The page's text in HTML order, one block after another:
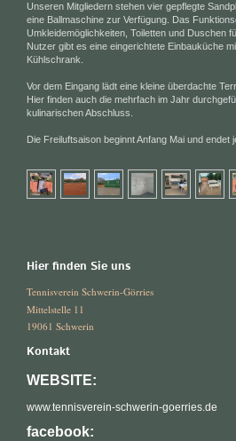
Unseren Mitgliedern stehen vier gepflegte
eine Ballmaschine zur Verfügung. Das
Umkleidemöglichkeiten, Toiletten und Duschen
Nutzer gibt es eine eingerichtete Einbauküche
Kühlschrank.
Vor dem Eingang lädt eine kleine überdachte
Hier finden auch die mehrfach im Jahr
kulinarischen Abschluss.
Die Freiluftsaison beginnt Anfang Mai und endet
Hier finden Sie uns
Tennisverein Schwerin-Görries
Mittelstelle 11
19061 Schwerin
Kontakt
WEBSITE:
www.tennisverein-schwerin-goerries.de
facebook: